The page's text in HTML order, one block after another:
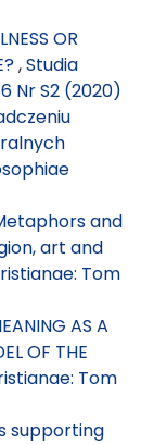
OR
,Studia
Nr S2 (2020)
and
art and
Tom
AS A
OF THE
Tom
supporting